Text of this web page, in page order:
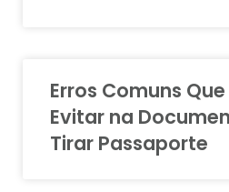
Erros Comuns
Evitar na
Tirar Passaporte